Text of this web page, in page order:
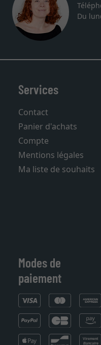
Du
Services
Contact
Panier d'achats
Compte
Mentions légales
Ma liste de souhaits
Modes de
paiement